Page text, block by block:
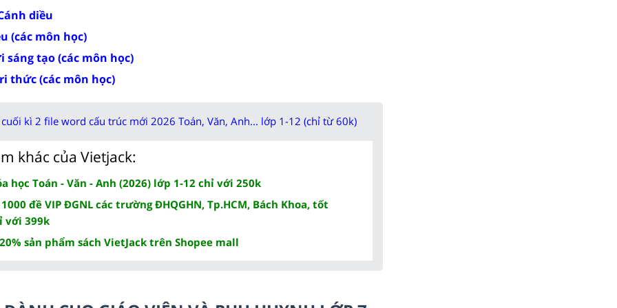
diều
(các môn học)
sáng tạo (các môn học)
thức (các môn học)
kì 2 file word cấu trúc mới 2026 Toán, Văn, Anh... lớp 1-12 (chỉ từ 60k)
khác của Vietjack:
học Toán - Văn - Anh (2026) lớp 1-12 chỉ với 250k
đề VIP ĐGNL các trường ĐHQGHN, Tp.HCM, Bách Khoa, tốt
với 399k
sản phẩm sách VietJack trên Shopee mall